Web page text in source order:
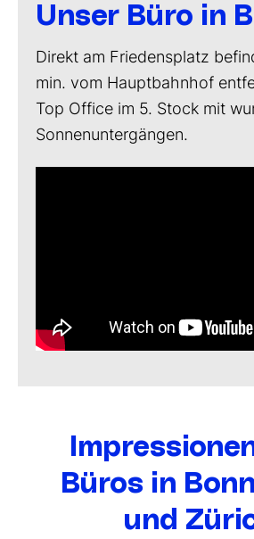
Unser Büro in
Direkt am Friedensplatz
min. vom Hauptbahnhof
Top Office im 5. Stock mit
Sonnenuntergängen.
Büros in
und